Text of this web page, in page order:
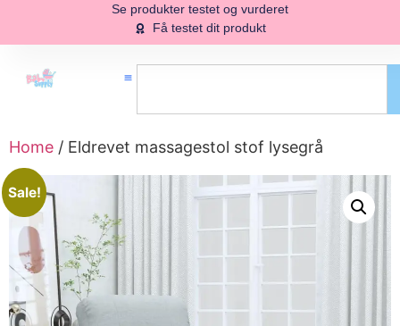
Se produkter testet og vurderet
Få testet dit produkt
Home / Eldrevet massagestol stof lysegrå
Sale!